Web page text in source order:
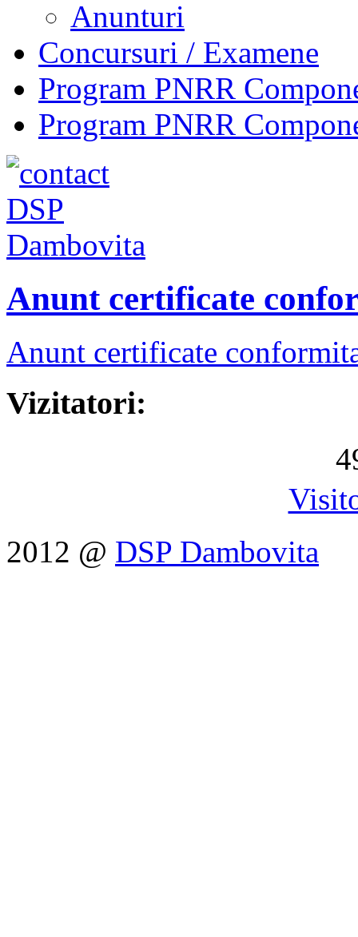
Anunturi
Concursuri / Examene
Program PNRR
Program PNRR
Anunt certificate
Anunt certificate
Vizitatori:
4
2012 @ DSP Dambovita